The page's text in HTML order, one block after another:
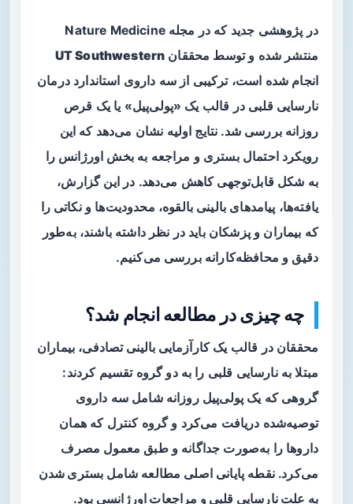
در پژوهشی جدید که در مجله Nature Medicine
منتشر شده و توسط محققان UT Southwestern
انجام شده است، ترکیبی از سه داروی استاندارد درمان
نارسایی قلبی در قالب یک «پولی‌پیل» یا یک قرص
روزانه بررسی شد. نتایج اولیه نشان می‌دهد که این
رویکرد احتمال بستری و مراجعه به بخش اورژانس را
به شکل قابل‌توجهی کاهش می‌دهد. در این گزارش،
یافته‌ها، پیامدهای بالینی بالقوه، محدودیت‌ها و نکاتی را
که بیماران و پزشکان باید در نظر داشته باشند، به‌طور
دقیق و محافظه‌کارانه بررسی می‌کنیم.
چه چیزی در مطالعه انجام شد؟
محققان در قالب یککارآزمایی بالینی تصادفی، بیماران
مبتلا به نارسایی قلبی را به دو گروه تقسیم کردند:
گروهی که یک پولی‌پیل روزانه شامل سه داروی
توصیه‌شده دریافت می‌کرد و گروه کنترل که همان
داروها را به‌صورت جداگانه و طبق معمول مصرف
می‌کرد. نقطه پایانی اصلی مطالعه شامل بستری شدن
به علت نارسایی قلبی و مراجعات اورژانسی بود.